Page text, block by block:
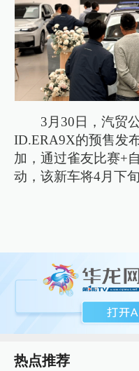
3月30日，汽贸
ID.ERA9X的预售发
加，通过雀友比赛+
动，该新车将4月下
热点推荐